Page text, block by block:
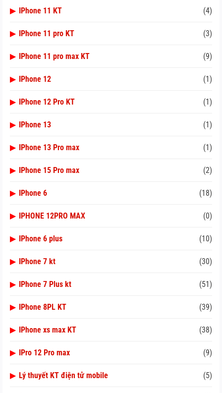
▶ IPhone 11 KT (4)
▶ IPhone 11 pro KT (3)
▶ IPhone 11 pro max KT (9)
▶ IPhone 12 (1)
▶ IPhone 12 Pro KT (1)
▶ IPhone 13 (1)
▶ IPhone 13 Pro max (1)
▶ IPhone 15 Pro max (2)
▶ IPhone 6 (18)
▶ IPHONE 12PRO MAX (0)
▶ IPhone 6 plus (10)
▶ IPhone 7 kt (30)
▶ IPhone 7 Plus kt (51)
▶ IPhone 8PL KT (39)
▶ IPhone xs max KT (38)
▶ IPro 12 Pro max (9)
▶ Lý thuyết KT điện tử mobile (5)